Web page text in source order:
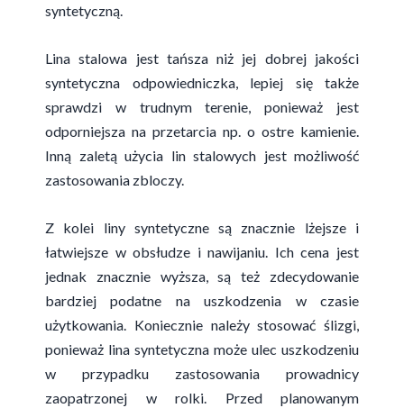
syntetyczną.
Lina stalowa jest tańsza niż jej dobrej jakości
syntetyczna odpowiedniczka, lepiej się także
sprawdzi w trudnym terenie, ponieważ jest
odporniejsza na przetarcia np. o ostre kamienie.
Inną zaletą użycia lin stalowych jest możliwość
zastosowania zbloczy.
Z kolei liny syntetyczne są znacznie lżejsze i
łatwiejsze w obsłudze i nawijaniu. Ich cena jest
jednak znacznie wyższa, są też zdecydowanie
bardziej podatne na uszkodzenia w czasie
użytkowania. Koniecznie należy stosować ślizgi,
ponieważ lina syntetyczna może ulec uszkodzeniu
w przypadku zastosowania prowadnicy
zaopatrzonej w rolki. Przed planowanym